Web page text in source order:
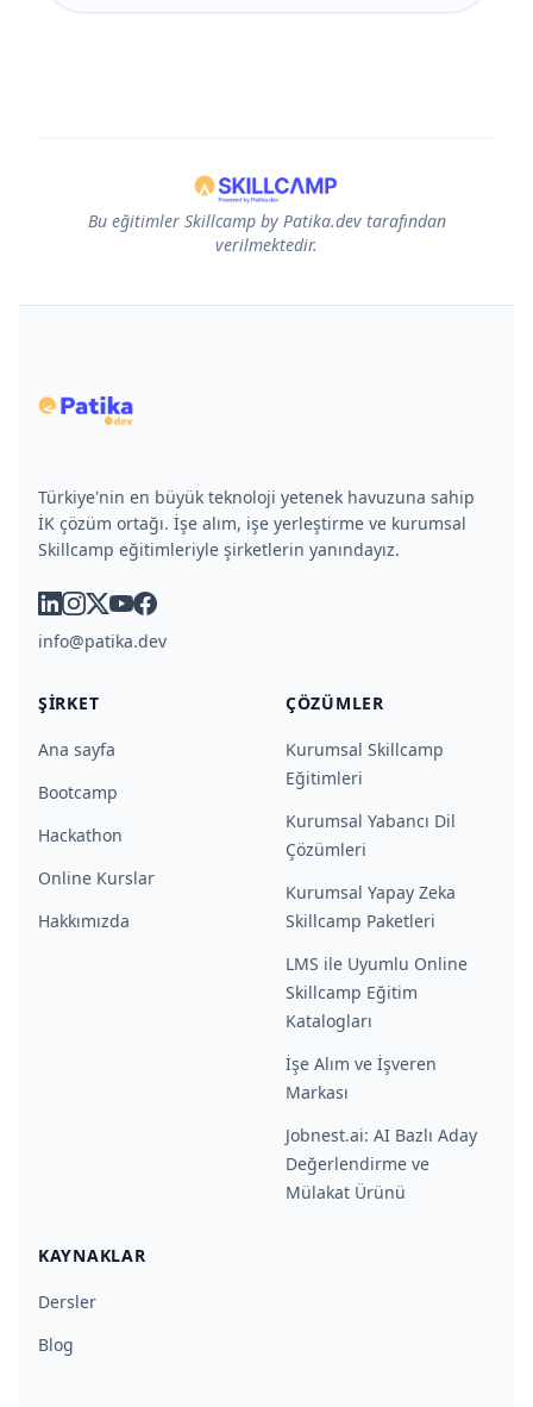
Bu eğitimler Skillcamp by Patika.dev tarafından
verilmektedir.
Türkiye'nin en büyük teknoloji yetenek havuzuna sahip
İK çözüm ortağı. İşe alım, işe yerleştirme ve kurumsal
Skillcamp eğitimleriyle şirketlerin yanındayız.
linkedin
instagram
x youtube
facebook
info@patika.dev
ŞIRKET
Ana sayfa
Bootcamp
Hackathon
Online Kurslar
Hakkımızda
ÇÖZÜMLER
Kurumsal Skillcamp
Eğitimleri
Kurumsal Yabancı Dil
Çözümleri
Kurumsal Yapay Zeka
Skillcamp Paketleri
LMS ile Uyumlu Online
Skillcamp Eğitim
Katalogları
İşe Alım ve İşveren
Markası
Jobnest.ai: AI Bazlı Aday
Değerlendirme ve
Mülakat Ürünü
KAYNAKLAR
Dersler
Blog